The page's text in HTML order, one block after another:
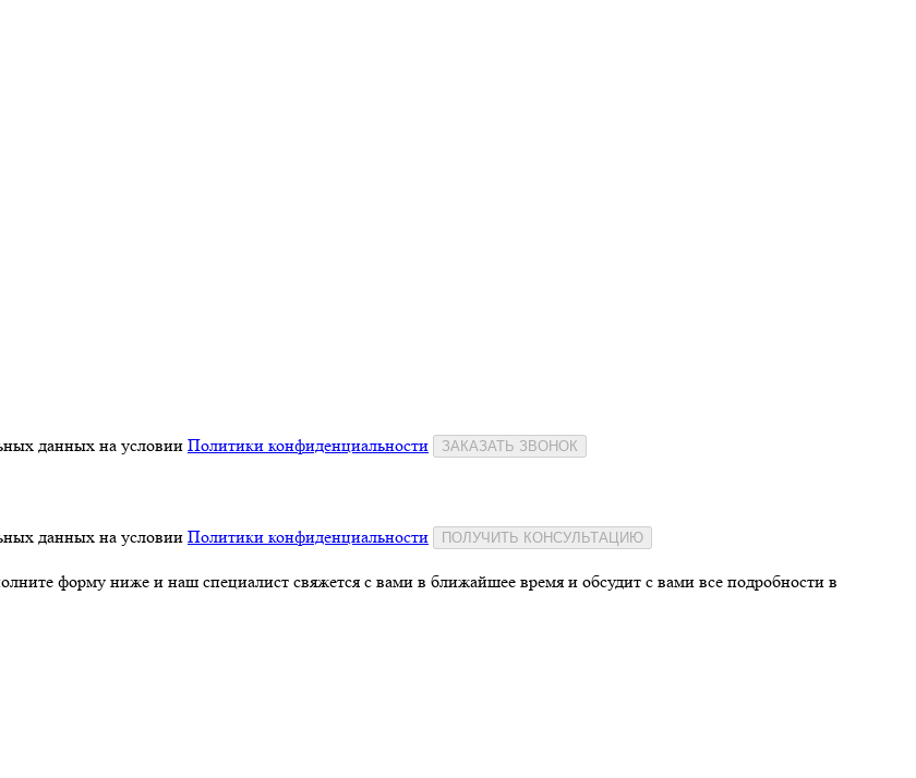
данных на условии Политики конфиденциальности ЗАКАЗАТЬ ЗВОНОК
данных на условии Политики конфиденциальности ПОЛУЧИТЬ КОНСУЛЬТАЦИЮ
форму ниже и наш специалист свяжется с вами в ближайшее время и обсудит с вами все подробности в